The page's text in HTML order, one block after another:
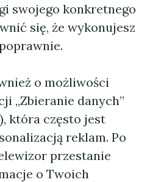
swojego konkretnego
się, że wykonujesz
o możliwości
„Zbieranie danych”
która często jest
reklam. Po
przestanie
o Twoich